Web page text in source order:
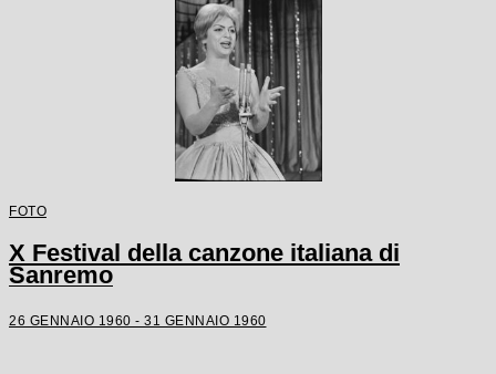
FOTO
X Festival della canzone italiana di
Sanremo
26 GENNAIO 1960 - 31 GENNAIO 1960